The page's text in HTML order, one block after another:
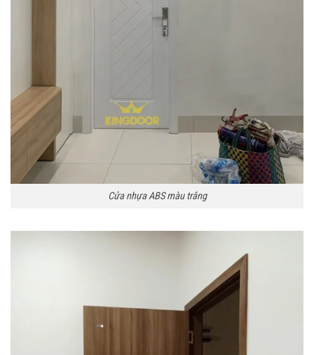
Cửa nhựa ABS màu trắng